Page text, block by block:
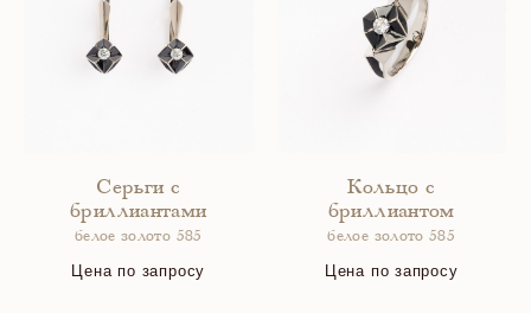
Серьги с
бриллиантами
белое золото 585
Цена по запросу
Кольцо с
бриллиантом
белое золото 585
Цена по запросу